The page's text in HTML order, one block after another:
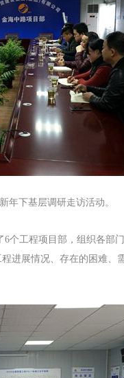
年下基层调研走访活动。
6个工程项目部 ，组织各部
程进展情况、 存在的困难、